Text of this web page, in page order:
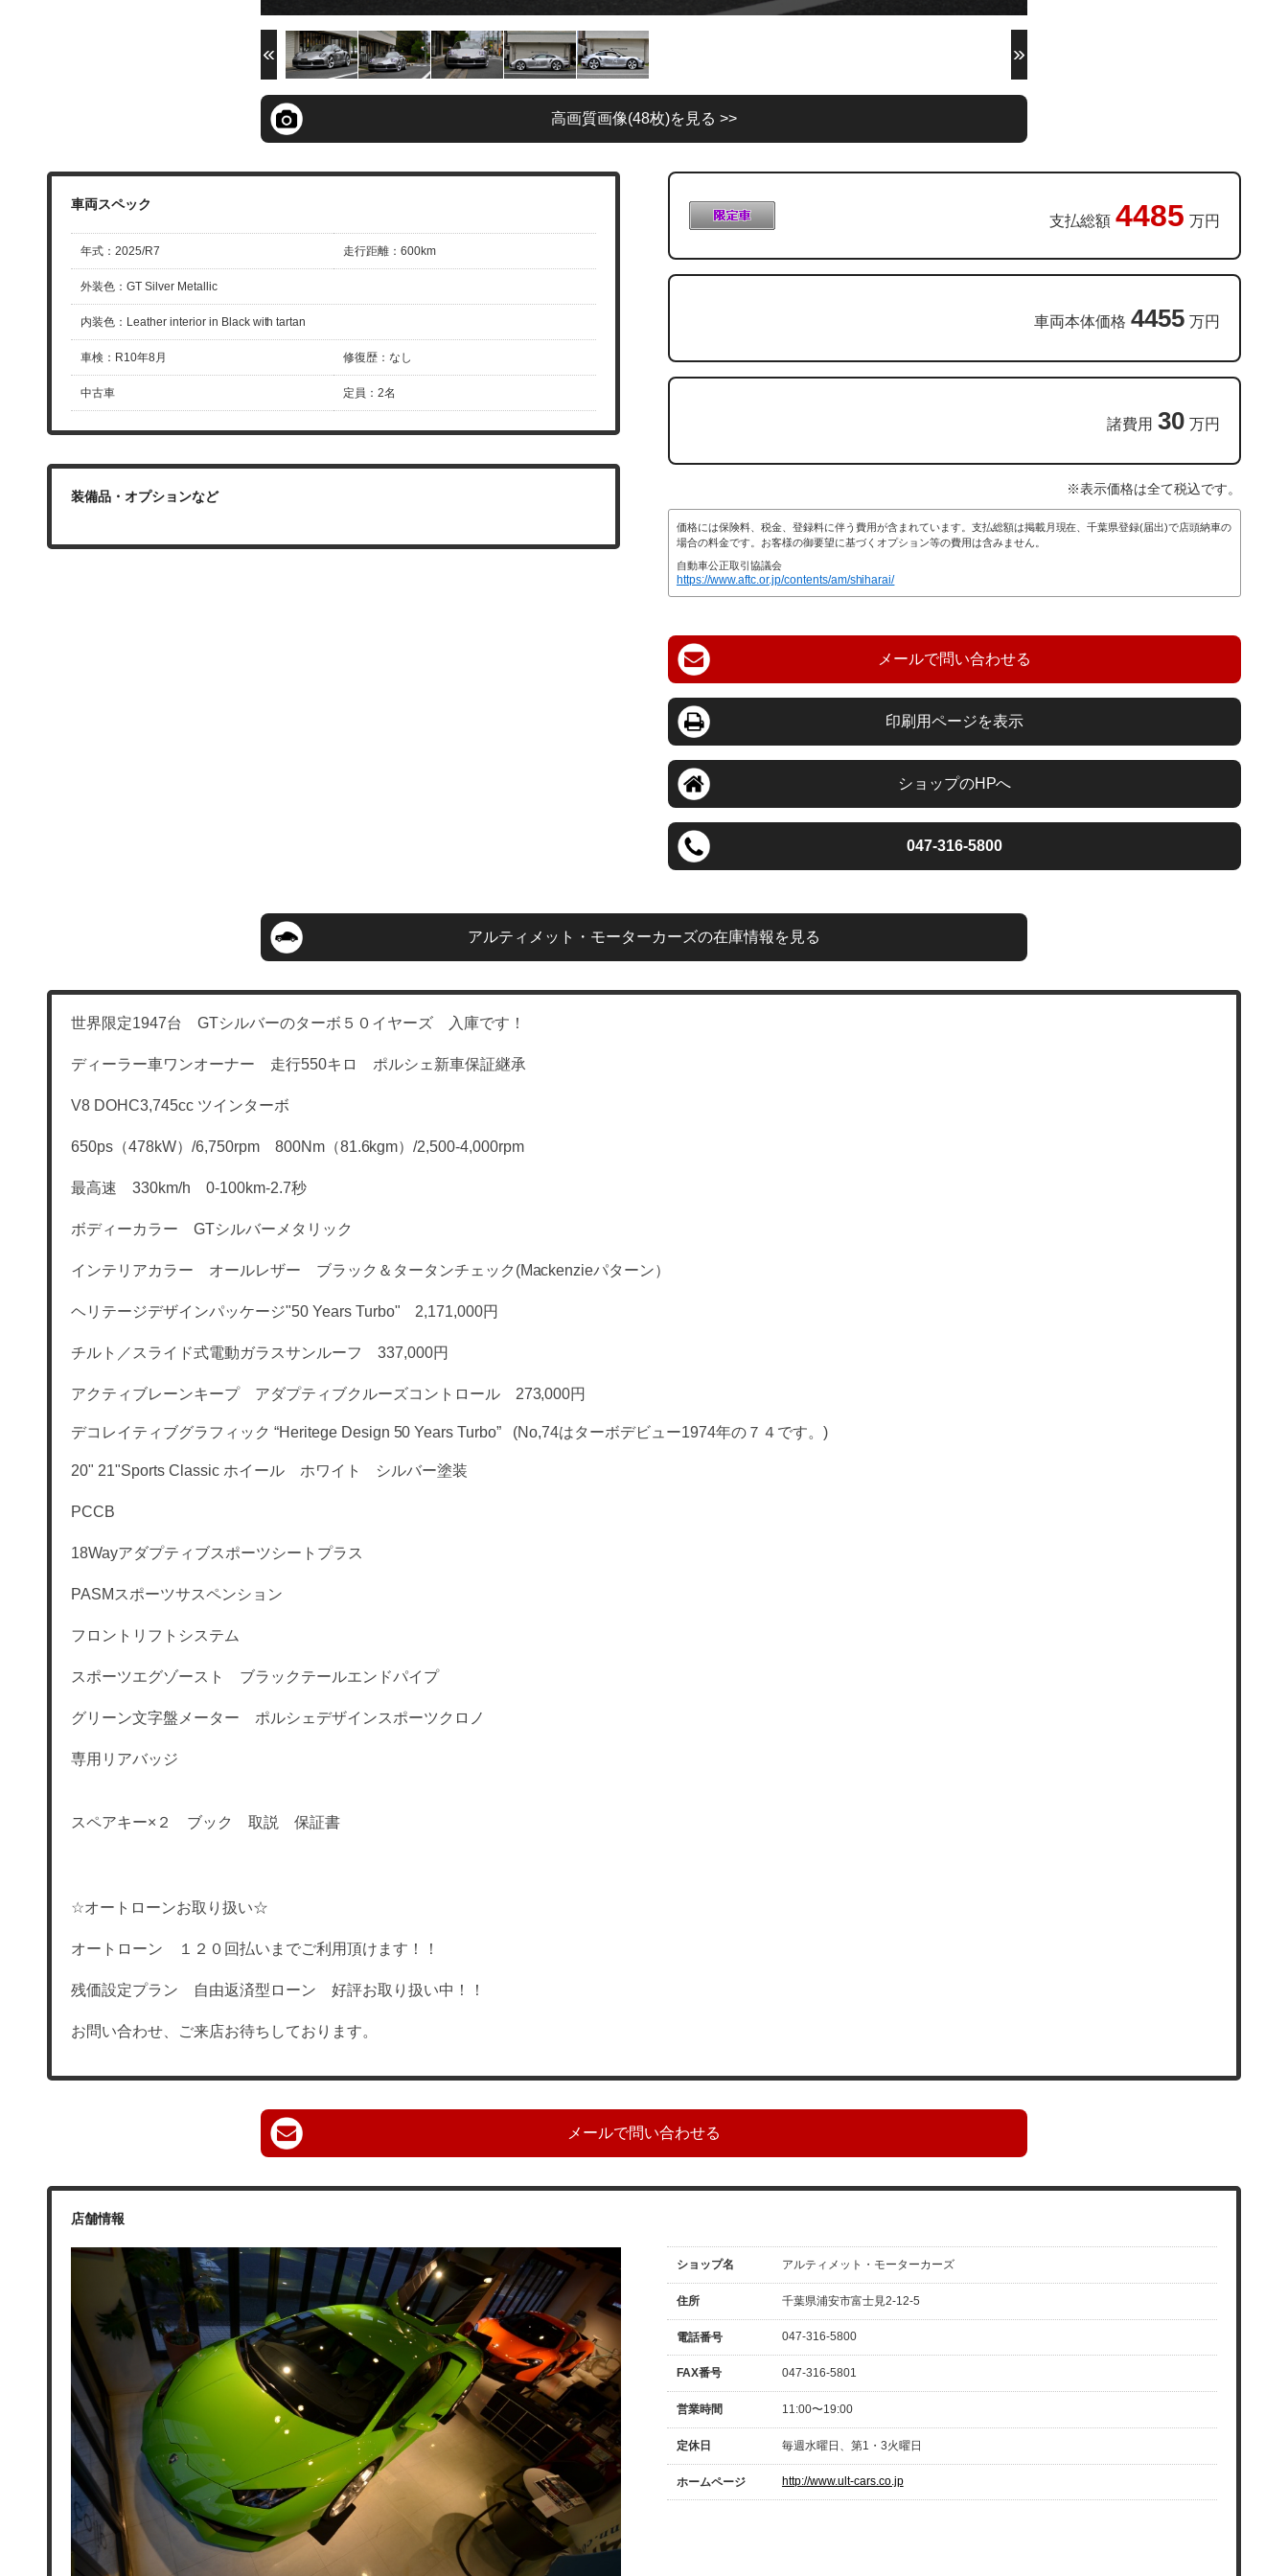
高画質画像(48枚)を見る >>
年式： 2025/R7 走行距離： 600km
外装色： GT Silver Metallic
内装色： Leather interior in Black with tartan
車検 ： R10年8月 修復歴： なし
中古車 定員 ： 2名
支払総額 4485 万円
車両本体価格 4455 万円
諸費用 30 万円
※表示価格は全て税込です。
価格には保険料、税金、登録料に伴う費用が含まれています。支払総額は掲載月現在、千葉県登録(届出)で店頭納車の
場合の料金です。お客様の御要望に基づくオプション等の費用は含みません。
自動車公正取引協議会
https://www.aftc.or.jp/contents/am/shiharai/
047-316-5800
アルティメット・モーターカーズの在庫情報を見る
世界限定1947台 GTシルバーのターボ５０イヤーズ 入庫です！
ディーラー車ワンオーナー 走行550キロ ポルシェ新車保証継承
V8 DOHC3,745cc ツインターボ
650ps（478kW）/6,750rpm 800Nm（81.6kgm）/2,500-4,000rpm
最高速 330km/h 0-100km-2.7秒
ボディーカラー GTシルバーメタリック
インテリアカラー オールレザー ブラック＆タータンチェック(Mackenzieパターン）
ヘリテージデザインパッケージ"50 Years Turbo" 2,171,000円
チルト／スライド式電動ガラスサンルーフ 337,000円
アクティブレーンキープ アダプティブクルーズコントロール 273,000円
デコレイティブグラフィック “Heritege Design 50 Years Turbo” (No,74はターボデビュー1974年の７４です。)
20" 21"Sports Classic ホイール ホワイト シルバー塗装
PCCB
18Wayアダプティブスポーツシートプラス
PASMスポーツサスペンション
フロントリフトシステム
スポーツエグゾースト ブラックテールエンドパイプ
グリーン文字盤メーター ポルシェデザインスポーツクロノ
専用リアバッジ
スペアキー×２ ブック 取説 保証書
☆オートローンお取り扱い☆
オートローン １２０回払いまでご利用頂けます！！
残価設定プラン 自由返済型ローン 好評お取り扱い中！！
お問い合わせ、ご来店お待ちしております。
ショップ名 アルティメット・モーターカーズ
住所 千葉県浦安市富士見2-12-5
電話番号 047-316-5800
FAX番号 047-316-5801
営業時間 11:00〜19:00
定休日 毎週水曜日、第1・3火曜日
ホームページ http://www.ult-cars.co.jp